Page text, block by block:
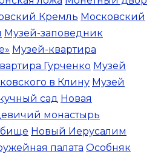
Кремль Московский
Музей-заповедник
Музей-квартира
Гурченко Музей
в Клину Музей
сад Новая
монастырь
Новый Иерусалим
палата Особняк